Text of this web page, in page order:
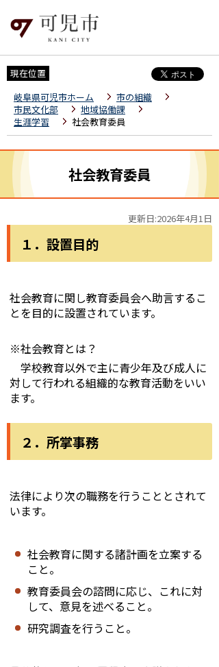
現在位置
岐阜県可児市ホーム
市の組織
市民文化部
地域協働課
生涯学習
社会教育委員
社会教育委員
更新日:2026年4月1日
１．設置目的
社会教育に関し教育委員会へ助言するこ
とを目的に設置されています。
※社会教育とは？
学校教育以外で主に青少年及び成人に
対して行われる組織的な教育活動をいい
ます。
２．所掌事務
法律により次の職務を行うこととされて
います。
社会教育に関する諸計画を立案する
こと。
教育委員会の諮問に応じ、これに対
して、意見を述べること。
研究調査を行うこと。